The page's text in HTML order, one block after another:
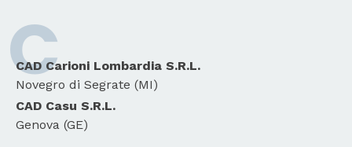
C
CAD Carioni Lombardia S.R.L.
Novegro di Segrate (MI)
CAD Casu S.R.L.
Genova (GE)